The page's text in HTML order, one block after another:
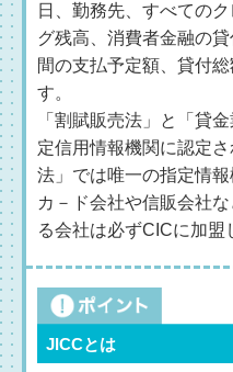
日、勤務先、すべての
グ残高、消費者金融の
間の支払予定額、貸付
す。
「割賦販売法」と「貸
定信用情報機関に認定
法」では唯一の指定情
カ－ド会社や信販会社
る会社は必ずCICに加盟
JICCとは